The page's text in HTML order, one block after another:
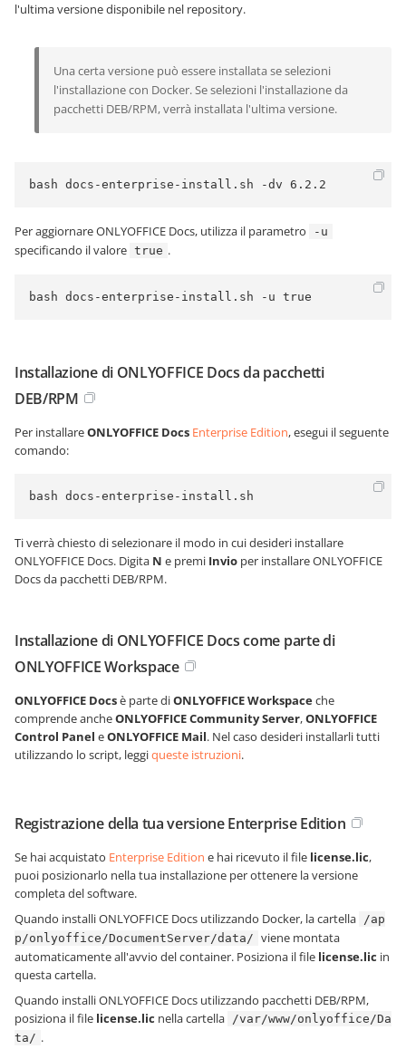
l'ultima versione disponibile nel repository.
Una certa versione può essere installata se selezioni
l'installazione con Docker. Se selezioni l'installazione da
pacchetti DEB/RPM, verrà installata l'ultima versione.
bash docs-enterprise-install.sh -dv 6.2.2
Per aggiornare ONLYOFFICE Docs, utilizza il parametro -u
specificando il valore true .
bash docs-enterprise-install.sh -u true
Installazione di ONLYOFFICE Docs da pacchetti
DEB/RPM
Per installareONLYOFFICE Docs Enterprise Edition, esegui il seguente
comando:
bash docs-enterprise-install.sh
Ti verrà chiesto di selezionare il modo in cui desideri installare
ONLYOFFICE Docs. Digita N e premi Invio per installare ONLYOFFICE
Docs da pacchetti DEB/RPM.
Installazione di ONLYOFFICE Docs come parte di
ONLYOFFICE Workspace
ONLYOFFICE Docsè parte diONLYOFFICE Workspaceche
comprende ancheONLYOFFICE Community Server,ONLYOFFICE
Control Panel eONLYOFFICE Mail. Nel caso desideri installarli tutti
utilizzando lo script, leggiqueste istruzioni.
Registrazione della tua versione Enterprise Edition
Se hai acquistato Enterprise Edition e hai ricevuto il file license.lic,
puoi posizionarlo nella tua installazione per ottenere la versione
completa del software.
Quando installi ONLYOFFICE Docs utilizzando Docker, la cartella /ap
p/onlyoffice/DocumentServer/data/ viene montata
automaticamente all'avvio del container. Posiziona il file license.lic in
questa cartella.
Quando installi ONLYOFFICE Docs utilizzando pacchetti DEB/RPM,
posiziona il file license.lic nella cartella /var/www/onlyoffice/Da
ta/ .